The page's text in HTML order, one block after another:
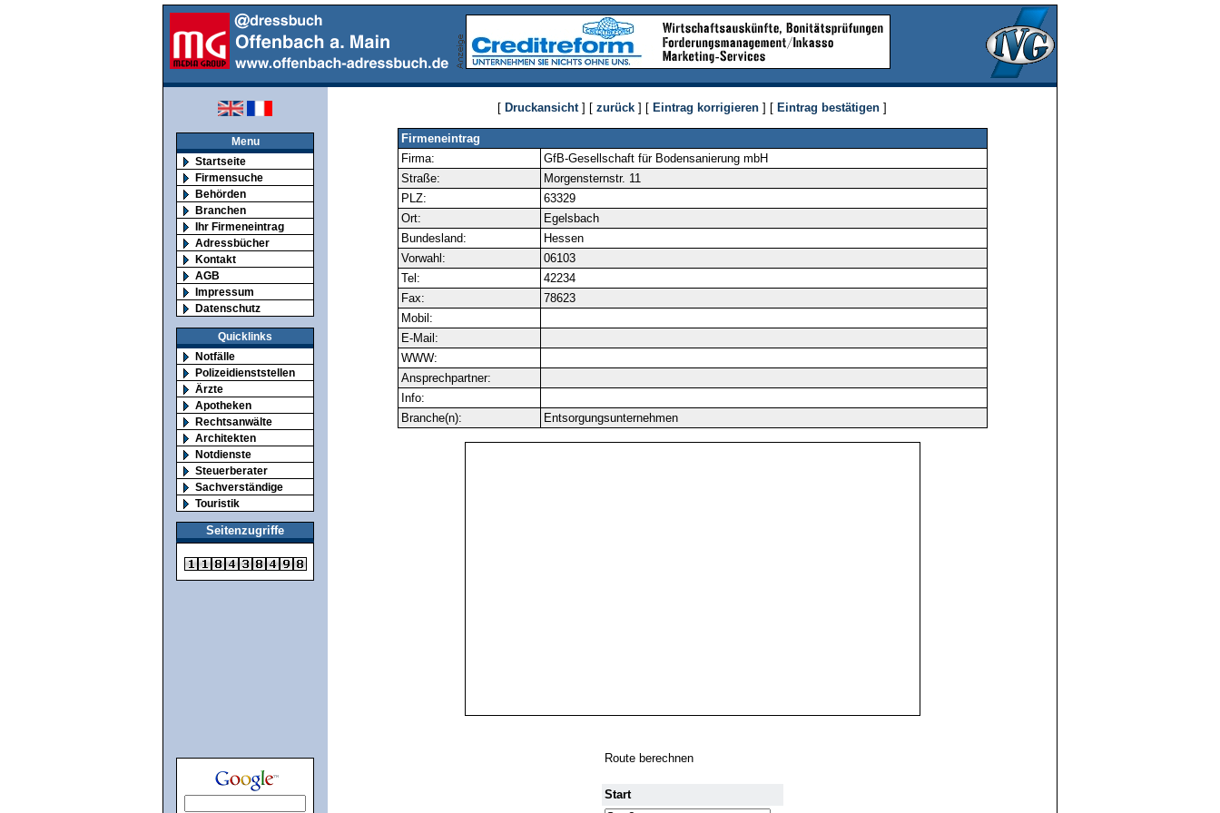
Menu
Startseite
Firmensuche
Behörden
Branchen
Ihr Firmeneintrag
Adressbücher
Kontakt
AGB
Impressum
Datenschutz
Quicklinks
Notfälle
Polizeidienststellen
Ärzte
Apotheken
Rechtsanwälte
Architekten
Notdienste
Steuerberater
Sachverständige
Touristik
Seitenzugriffe
[ Druckansicht] [ zurück ] [ Eintrag korrigieren ] [ Eintrag bestätigen ]
Firmeneintrag
Firma:
GfB-Gesellschaft für Bodensanierung mbH
Straße:
Morgensternstr. 11
PLZ:
63329
Ort:
Egelsbach
Bundesland:
Hessen
Vorwahl:
06103
Tel:
42234
Fax:
78623
Mobil:
E-Mail:
WWW:
Ansprechpartner:
Info:
Branche(n):
Entsorgungsunternehmen
Route berechnen
Start